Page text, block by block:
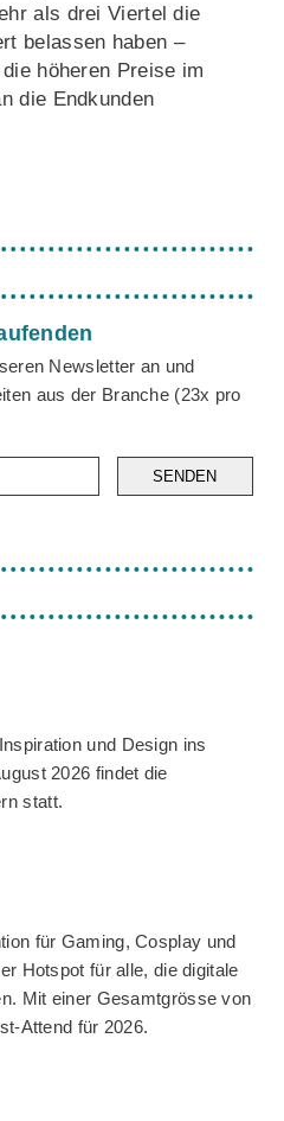
als drei Viertel die
belassen haben –
höheren Preise im
die Endkunden
Newsletter an und
aus der Branche (23x pro
SENDEN
und Design ins
2026 findet die
statt.
für Gaming, Cosplay und
Hotspot für alle, die digitale
Mit einer Gesamtgrösse von
Attend für 2026.